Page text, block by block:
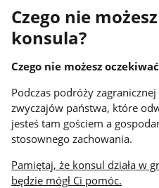
Czego nie
konsula?
Czego nie możesz
Podczas podróży
zwyczajów państwa, które
jesteś tam gościem a
stosownego zachowania.
Pamiętaj, że konsul działa w
będzie mógł Ci pomóc.